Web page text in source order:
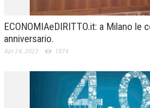
ECONOMIAeDIRITTO.it: a Milano le
anniversario.
Apr 24, 2023 1874